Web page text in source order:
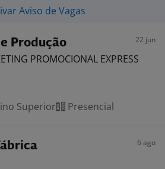
Aviso de Vagas
Produção 22 jun
PROMOCIONAL EXPRESS
Superior Presencial
6 ago